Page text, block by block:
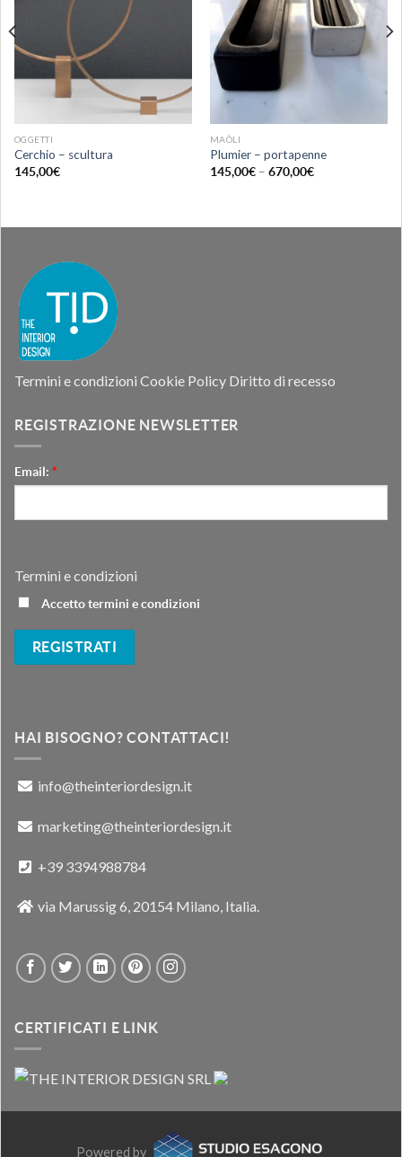
OGGETTI
Cerchio – scultura
145,00€
MAÒLI
Plumier – portapenne
145,00€– 670,00€
Termini e condizioni Cookie Policy Diritto di recesso
REGISTRAZIONE NEWSLETTER
Email: *
Termini e condizioni
Accetto termini e condizioni
HAI BISOGNO? CONTATTACI!
info@theinteriordesign.it
marketing@theinteriordesign.it
+39 3394988784
via Marussig 6, 20154 Milano, Italia.
CERTIFICATI E LINK
Powered by